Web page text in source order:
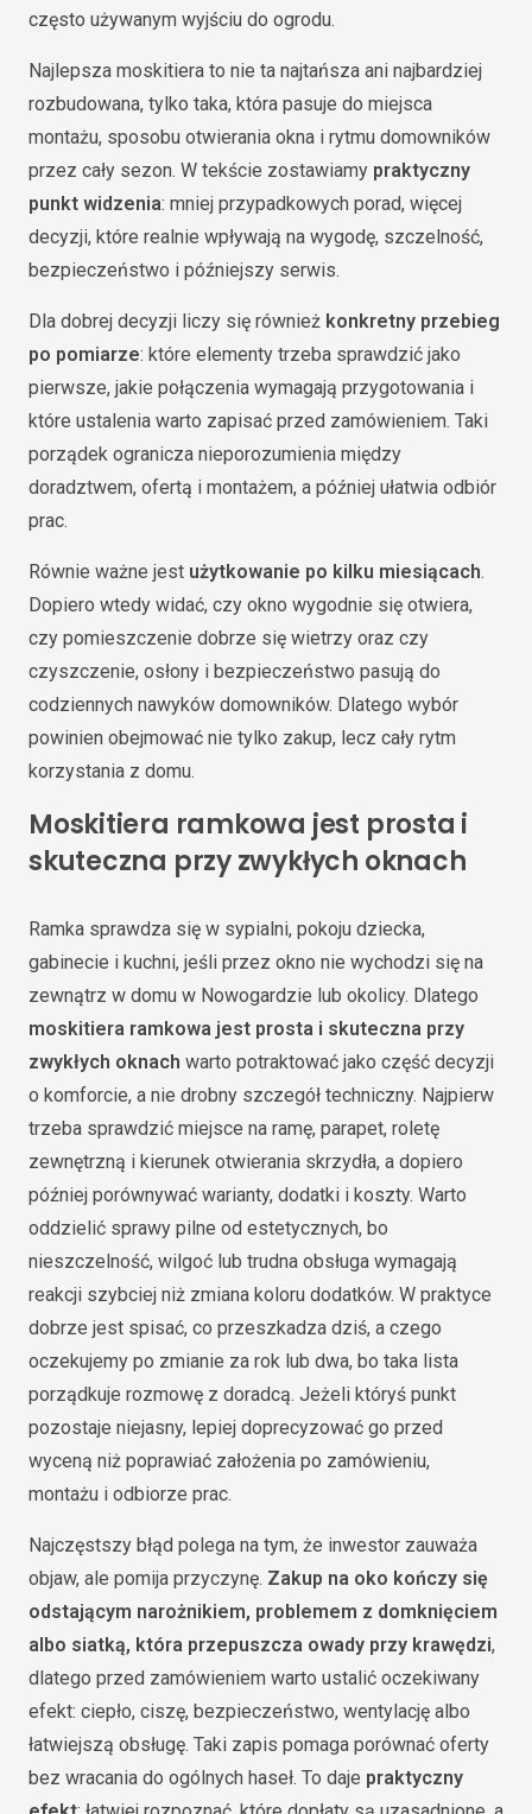
często używanym wyjściu do ogrodu.
Najlepsza moskitiera to nie ta najtańsza ani najbardziej
rozbudowana, tylko taka, która pasuje do miejsca
montażu, sposobu otwierania okna i rytmu domowników
przez cały sezon. W tekście zostawiamy praktyczny
punkt widzenia: mniej przypadkowych porad, więcej
decyzji, które realnie wpływają na wygodę, szczelność,
bezpieczeństwo i późniejszy serwis.
Dla dobrej decyzji liczy się również konkretny przebieg
po pomiarze: które elementy trzeba sprawdzić jako
pierwsze, jakie połączenia wymagają przygotowania i
które ustalenia warto zapisać przed zamówieniem. Taki
porządek ogranicza nieporozumienia między
doradztwem, ofertą i montażem, a później ułatwia odbiór
prac.
Równie ważne jest użytkowanie po kilku miesiącach.
Dopiero wtedy widać, czy okno wygodnie się otwiera,
czy pomieszczenie dobrze się wietrzy oraz czy
czyszczenie, osłony i bezpieczeństwo pasują do
codziennych nawyków domowników. Dlatego wybór
powinien obejmować nie tylko zakup, lecz cały rytm
korzystania z domu.
Moskitiera ramkowa jest prosta i
skuteczna przy zwykłych oknach
Ramka sprawdza się w sypialni, pokoju dziecka,
gabinecie i kuchni, jeśli przez okno nie wychodzi się na
zewnątrz w domu w Nowogardzie lub okolicy. Dlatego
moskitiera ramkowa jest prosta i skuteczna przy
zwykłych oknach warto potraktować jako część decyzji
o komforcie, a nie drobny szczegół techniczny. Najpierw
trzeba sprawdzić miejsce na ramę, parapet, roletę
zewnętrzną i kierunek otwierania skrzydła, a dopiero
później porównywać warianty, dodatki i koszty. Warto
oddzielić sprawy pilne od estetycznych, bo
nieszczelność, wilgoć lub trudna obsługa wymagają
reakcji szybciej niż zmiana koloru dodatków. W praktyce
dobrze jest spisać, co przeszkadza dziś, a czego
oczekujemy po zmianie za rok lub dwa, bo taka lista
porządkuje rozmowę z doradcą. Jeżeli któryś punkt
pozostaje niejasny, lepiej doprecyzować go przed
wyceną niż poprawiać założenia po zamówieniu,
montażu i odbiorze prac.
Najczęstszy błąd polega na tym, że inwestor zauważa
objaw, ale pomija przyczynę. Zakup na oko kończy się
odstającym narożnikiem, problemem z domknięciem
albo siatką, która przepuszcza owady przy krawędzi,
dlatego przed zamówieniem warto ustalić oczekiwany
efekt: ciepło, ciszę, bezpieczeństwo, wentylację albo
łatwiejszą obsługę. Taki zapis pomaga porównać oferty
bez wracania do ogólnych haseł. To daje praktyczny